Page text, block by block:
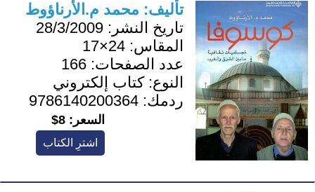
تأليف: محمد م.الأرناؤوط
تاريخ النشر: 28/3/2009
المقاس: 24×17
عدد الصفحات: 166
النوع:كتاب إلكتروني
ردمك: 9786140200364
السعر: 8$
اشترِ الكتاب